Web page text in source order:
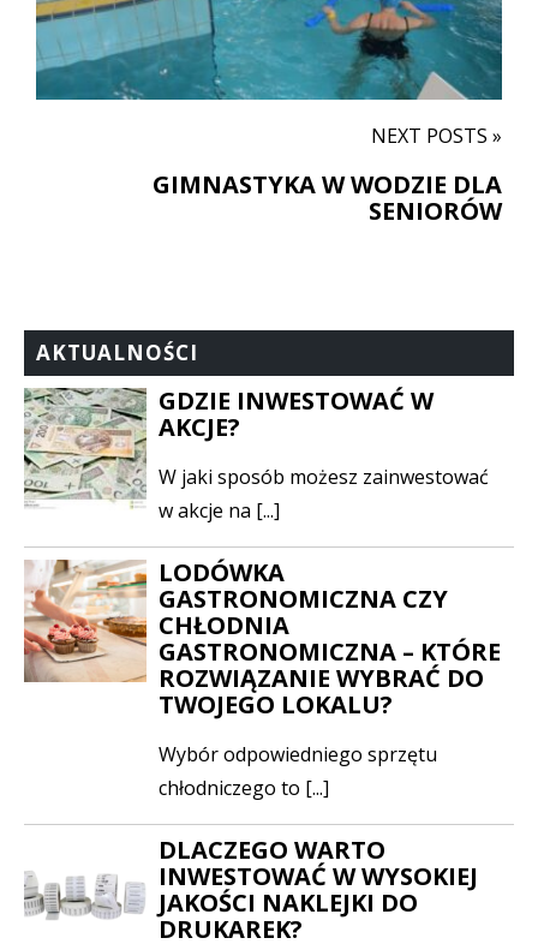
NEXT POSTS »
GIMNASTYKA W WODZIE DLA
SENIORÓW
AKTUALNOŚCI
GDZIE INWESTOWAĆ W
AKCJE?
W jaki sposób możesz zainwestować
w akcje na [...]
LODÓWKA
GASTRONOMICZNA CZY
CHŁODNIA
GASTRONOMICZNA – KTÓRE
ROZWIĄZANIE WYBRAĆ DO
TWOJEGO LOKALU?
Wybór odpowiedniego sprzętu
chłodniczego to [...]
DLACZEGO WARTO
INWESTOWAĆ W WYSOKIEJ
JAKOŚCI NAKLEJKI DO
DRUKAREK?